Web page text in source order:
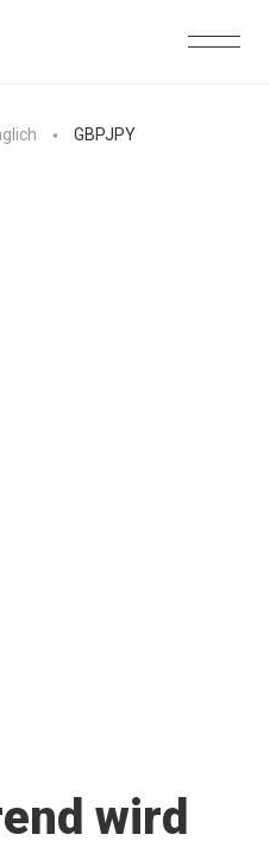
GBPJPY
wird